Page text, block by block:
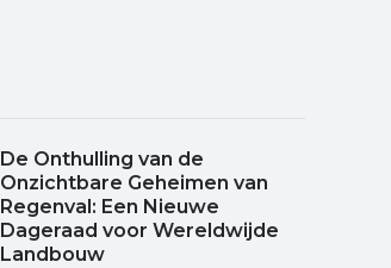
De Onthulling van de
Onzichtbare Geheimen van
Regenval: Een Nieuwe
Dageraad voor Wereldwijde
Landbouw